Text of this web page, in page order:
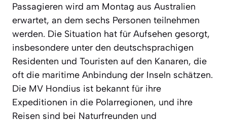
Passagieren wird am Montag aus Australien
erwartet, an dem sechs Personen teilnehmen
werden. Die Situation hat für Aufsehen gesorgt,
insbesondere unter den deutschsprachigen
Residenten und Touristen auf den Kanaren, die
oft die maritime Anbindung der Inseln schätzen.
Die MV Hondius ist bekannt für ihre
Expeditionen in die Polarregionen, und ihre
Reisen sind bei Naturfreunden und